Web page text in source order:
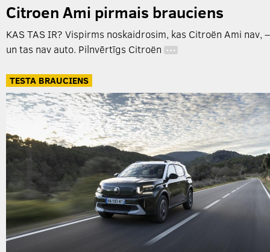
Citroen Ami pirmais brauciens
KAS TAS IR? Vispirms noskaidrosim, kas Citroën Ami nav, –
un tas nav auto. Pilnvērtīgs Citroën …
TESTA BRAUCIENS